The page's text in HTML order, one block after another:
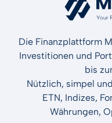
Die Finanzplattform
Investitionen und
bis
Nützlich, simpel
ETN, Indizes,
Währungen,